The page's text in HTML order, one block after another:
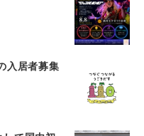
入居者募集